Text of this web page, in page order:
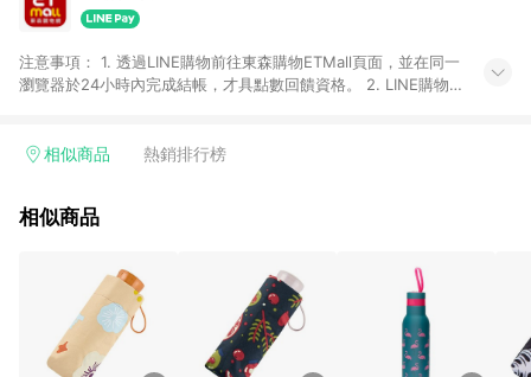
注意事項： 1. 透過LINE購物前往東森購物ETMall頁面，並在同一
瀏覽器於24小時內完成結帳，才具點數回饋資格。 2. LINE購物
單，皆不在點數回饋範圍內。 3. 如購買以下類別商品，將無法獲
球嚴選、商城、專案商品、「草莓網」全館商品。 4. 如取消訂
回饋。 5. 點數回饋會扣除所有折扣優惠後之最終發票金額計算，
實際回饋請依LINE購物通知為主。 6. 訂單如有使用東森購物
ETMall站內之折扣優惠(包含但不限於東森幣、樂透金、東森現金
券等)，不具點數回饋資格。詳細請依東森購物ETMall之結帳頁面
顯示為準。 7. LINE購物設有「單一商品最高回饋點數」機制(特
相似商品 熱銷排行榜
相似商品